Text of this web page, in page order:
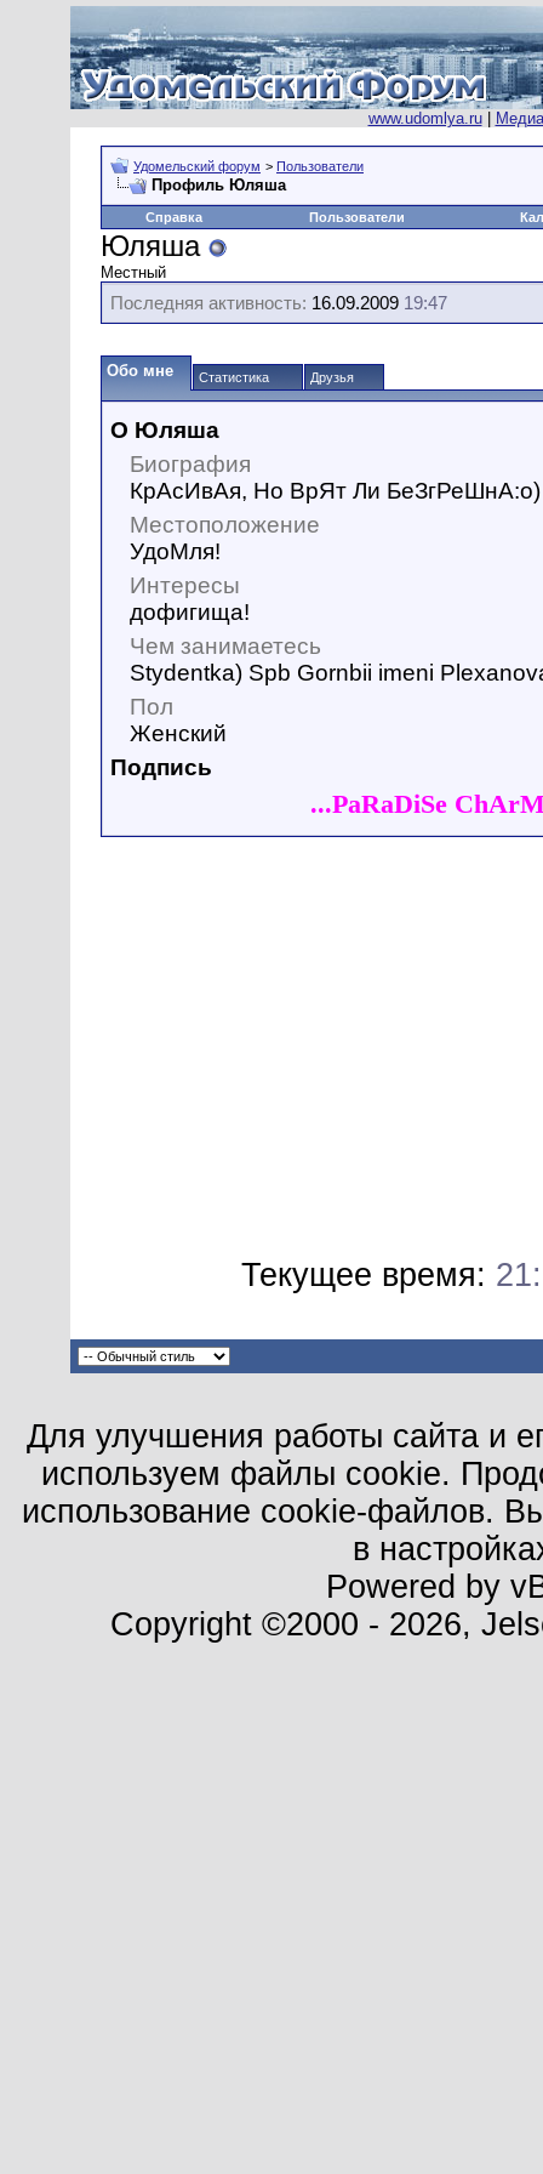
www.udomlya.ru|
Удомельский форум > Пользователи
Профиль Юляша
Справка Пользователи
Юляша
Местный
Последняя активность: 16.09.2009 19:47
Обо мне Статистика Друзья
О Юляша
Биография
КрАсИвАя, Но ВрЯт Ли БеЗгРеШнА:о)
Местоположение
УдоМля!
Интересы
дофигища!
Чем занимаетесь
Stydentka) Spb Gornbii imeni
Пол
Женский
Подпись
...PaRaDiSe
Текущее время:
Для улучшения работы сайта и
используем файлы cookie.
использование cookie-файлов.
в
Powered by
Copyright ©2000 - 2026,